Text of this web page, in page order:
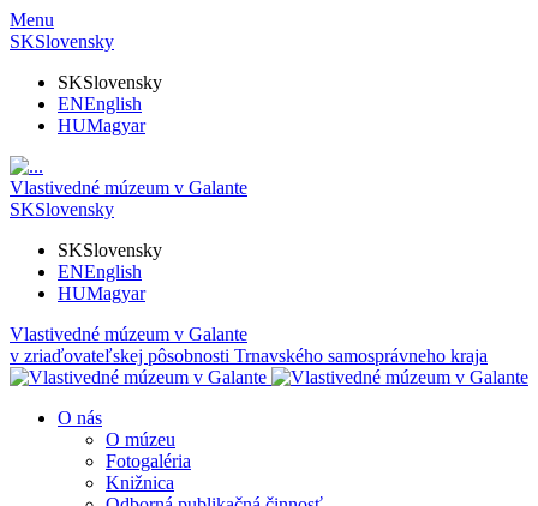
Menu
SKSlovensky
SKSlovensky
ENEnglish
HUMagyar
Vlastivedné múzeum v Galante
SKSlovensky
SKSlovensky
ENEnglish
HUMagyar
Vlastivedné múzeum v Galante
v zriaďovateľskej pôsobnosti Trnavského samosprávneho kraja
O nás
O múzeu
Fotogaléria
Knižnica